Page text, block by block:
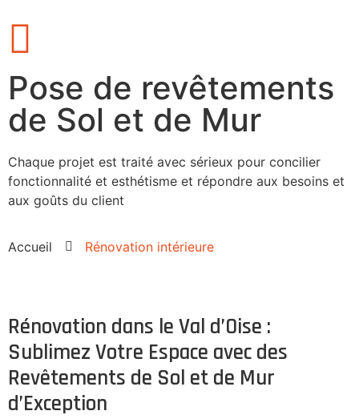
Pose de revêtements
de Sol et de Mur
Chaque projet est traité avec sérieux pour concilier
fonctionnalité et esthétisme et répondre aux besoins et
aux goûts du client
Accueil Rénovation intérieure
Rénovation dans le Val d’Oise :
Sublimez Votre Espace avec des
Revêtements de Sol et de Mur
d’Exception